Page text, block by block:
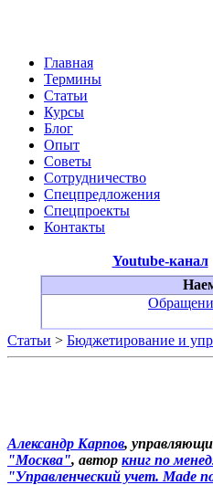
Главная
Термины
Статьи
Курсы
Блог
Опыт
Советы
Сотрудничество
Спецпредложения
Спецпроекты
Контакты
Youtube-канал
Статьи > Бюджетирование и
Александр Карпов,
"Москва", автор книг по
"Управленческий учет. Made